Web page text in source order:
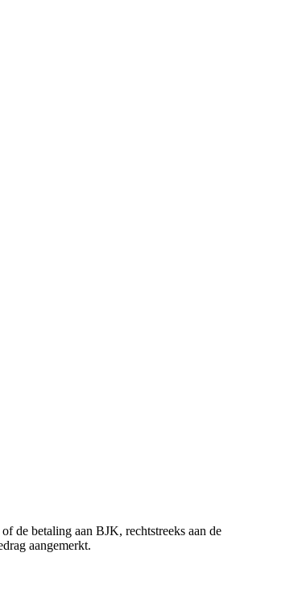
de betaling aan BJK, rechtstreeks aan de
aangemerkt.